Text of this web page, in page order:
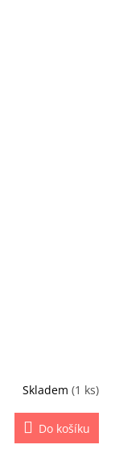
Skladem (1 ks)
Do košíku